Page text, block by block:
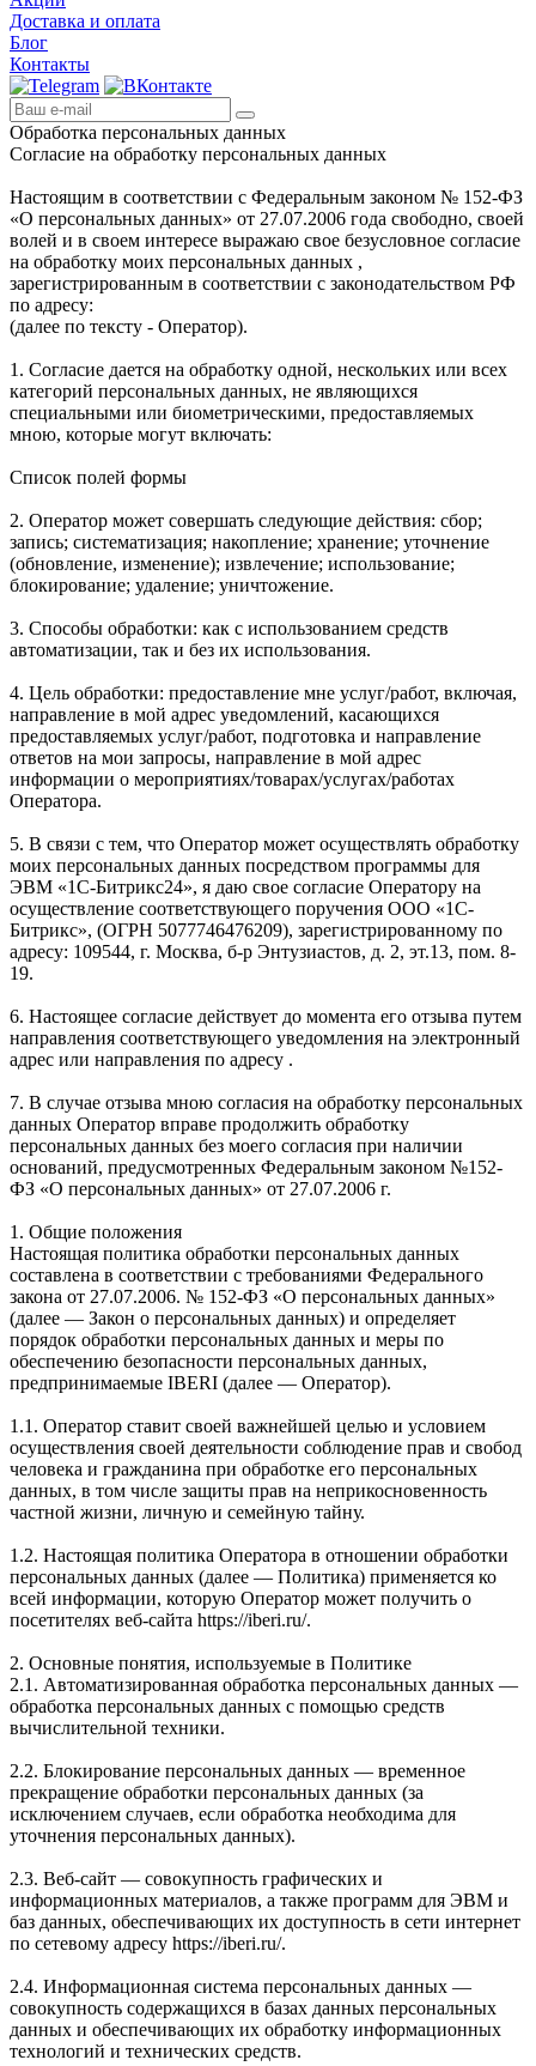
Доставка и оплата
Блог
Контакты
Обработка персональных данных
Согласие на обработку персональных данных
Настоящим в соответствии с Федеральным законом № 152-ФЗ
«О персональных данных» от 27.07.2006 года свободно, своей
волей и в своем интересе выражаю свое безусловное согласие
на обработку моих персональных данных ,
зарегистрированным в соответствии с законодательством РФ
по адресу:
(далее по тексту - Оператор).
1. Согласие дается на обработку одной, нескольких или всех
категорий персональных данных, не являющихся
специальными или биометрическими, предоставляемых
мною, которые могут включать:
Список полей формы
2. Оператор может совершать следующие действия: сбор;
запись; систематизация; накопление; хранение; уточнение
(обновление, изменение); извлечение; использование;
блокирование; удаление; уничтожение.
3. Способы обработки: как с использованием средств
автоматизации, так и без их использования.
4. Цель обработки: предоставление мне услуг/работ, включая,
направление в мой адрес уведомлений, касающихся
предоставляемых услуг/работ, подготовка и направление
ответов на мои запросы, направление в мой адрес
информации о мероприятиях/товарах/услугах/работах
Оператора.
5. В связи с тем, что Оператор может осуществлять обработку
моих персональных данных посредством программы для
ЭВМ «1С-Битрикс24», я даю свое согласие Оператору на
осуществление соответствующего поручения ООО «1С-
Битрикс», (ОГРН 5077746476209), зарегистрированному по
адресу: 109544, г. Москва, б-р Энтузиастов, д. 2, эт.13, пом. 8-
19.
6. Настоящее согласие действует до момента его отзыва путем
направления соответствующего уведомления на электронный
адрес или направления по адресу .
7. В случае отзыва мною согласия на обработку персональных
данных Оператор вправе продолжить обработку
персональных данных без моего согласия при наличии
оснований, предусмотренных Федеральным законом №152-
ФЗ «О персональных данных» от 27.07.2006 г.
1. Общие положения
Настоящая политика обработки персональных данных
составлена в соответствии с требованиями Федерального
закона от 27.07.2006. № 152-ФЗ «О персональных данных»
(далее — Закон о персональных данных) и определяет
порядок обработки персональных данных и меры по
обеспечению безопасности персональных данных,
предпринимаемые IBERI (далее — Оператор).
1.1. Оператор ставит своей важнейшей целью и условием
осуществления своей деятельности соблюдение прав и свобод
человека и гражданина при обработке его персональных
данных, в том числе защиты прав на неприкосновенность
частной жизни, личную и семейную тайну.
1.2. Настоящая политика Оператора в отношении обработки
персональных данных (далее — Политика) применяется ко
всей информации, которую Оператор может получить о
посетителях веб-сайта https://iberi.ru/.
2. Основные понятия, используемые в Политике
2.1. Автоматизированная обработка персональных данных —
обработка персональных данных с помощью средств
вычислительной техники.
2.2. Блокирование персональных данных — временное
прекращение обработки персональных данных (за
исключением случаев, если обработка необходима для
уточнения персональных данных).
2.3. Веб-сайт — совокупность графических и
информационных материалов, а также программ для ЭВМ и
баз данных, обеспечивающих их доступность в сети интернет
по сетевому адресу https://iberi.ru/.
2.4. Информационная система персональных данных —
совокупность содержащихся в базах данных персональных
данных и обеспечивающих их обработку информационных
технологий и технических средств.